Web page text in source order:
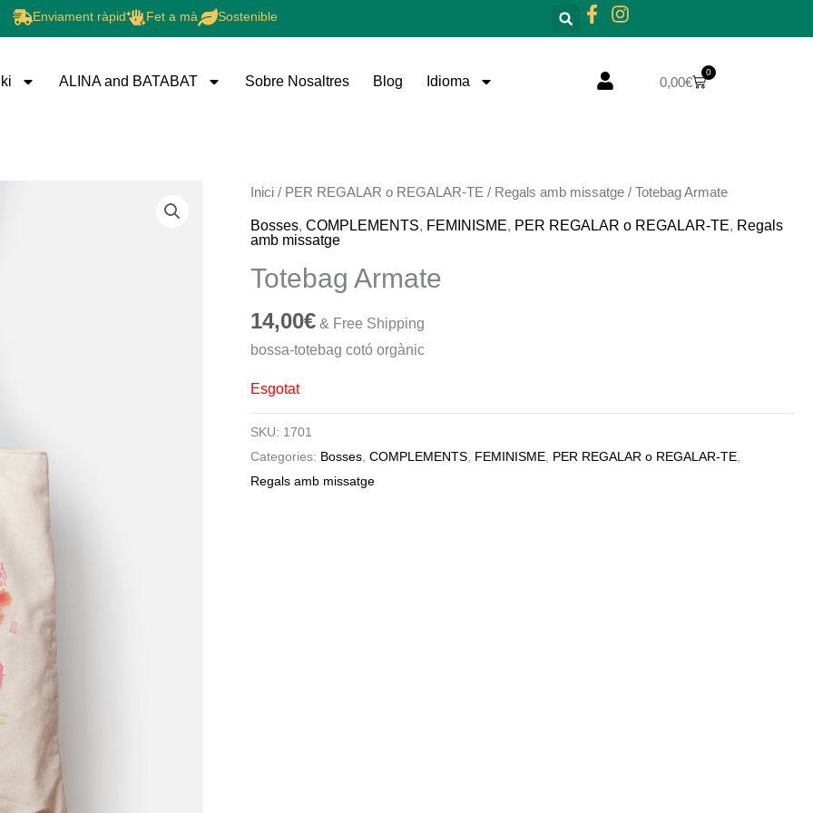
Enviament ràpid Fet a mà Sostenible
ALINA and BATABAT Sobre Nosaltres Blog Idioma 0,00€
0
Cistella
Inici / PER REGALAR o REGALAR-TE / Regals amb missatge / Totebag Armate
Bosses,COMPLEMENTS, FEMINISME, PER REGALAR o REGALAR-TE, Regals
amb missatge
Totebag Armate
14,00€ & Free Shipping
bossa-totebag cotó orgànic
Esgotat
SKU: 1701
Categories: Bosses ,COMPLEMENTS FEMINISME PER REGALAR o REGALAR-TE
Regals amb missatge